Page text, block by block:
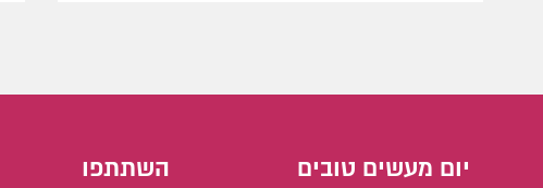
יום מעשים טובים השתתפו